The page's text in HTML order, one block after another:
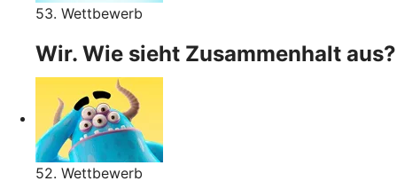
53. Wettbewerb
Wir. Wie sieht Zusammenhalt aus?
52. Wettbewerb